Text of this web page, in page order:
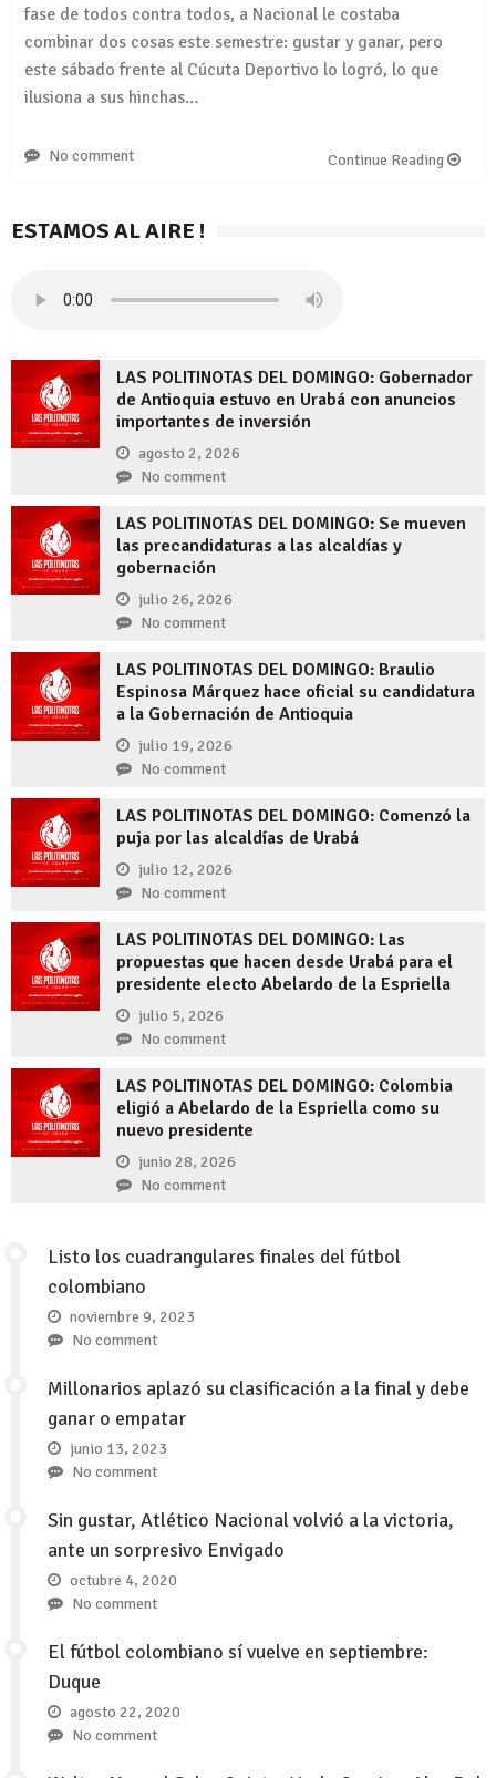
fase de todos contra todos, a Nacional le costaba
combinar dos cosas este semestre: gustar y ganar, pero
este sábado frente al Cúcuta Deportivo lo logró, lo que
ilusiona a sus hinchas…
No comment Continue Reading
ESTAMOS AL AIRE !
LAS POLITINOTAS DEL DOMINGO: Gobernador
de Antioquia estuvo en Urabá con anuncios
importantes de inversión
agosto 2, 2026
No comment
LAS POLITINOTAS DEL DOMINGO: Se mueven
las precandidaturas a las alcaldías y
gobernación
julio 26, 2026
No comment
LAS POLITINOTAS DEL DOMINGO: Braulio
Espinosa Márquez hace oficial su candidatura
a la Gobernación de Antioquia
julio 19, 2026
No comment
LAS POLITINOTAS DEL DOMINGO: Comenzó la
puja por las alcaldías de Urabá
julio 12, 2026
No comment
LAS POLITINOTAS DEL DOMINGO: Las
propuestas que hacen desde Urabá para el
presidente electo Abelardo de la Espriella
julio 5, 2026
No comment
LAS POLITINOTAS DEL DOMINGO: Colombia
eligió a Abelardo de la Espriella como su
nuevo presidente
junio 28, 2026
No comment
Listo los cuadrangulares finales del fútbol
colombiano
noviembre 9, 2023
No comment
Millonarios aplazó su clasificación a la final y debe
ganar o empatar
junio 13, 2023
No comment
Sin gustar, Atlético Nacional volvió a la victoria,
ante un sorpresivo Envigado
octubre 4, 2020
No comment
El fútbol colombiano sí vuelve en septiembre:
Duque
agosto 22, 2020
No comment